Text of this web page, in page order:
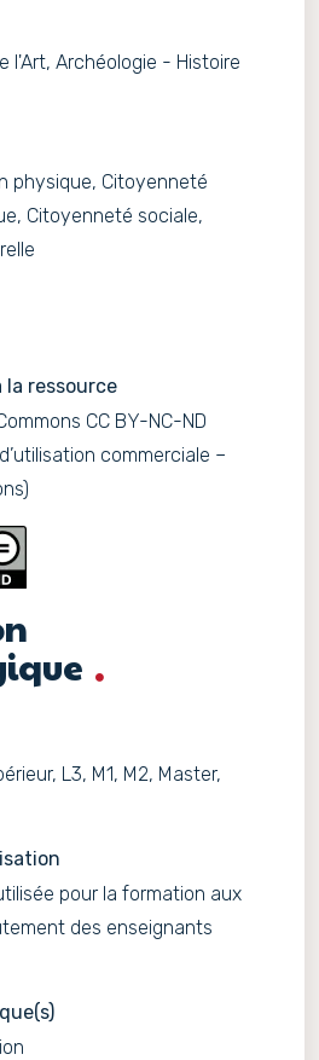
l'Art, Archéologie - Histoire
physique, Citoyenneté
Citoyenneté sociale,
ressource
CC BY-NC-ND
commerciale –
L3, M1, M2, Master,
pour la formation aux
des enseignants